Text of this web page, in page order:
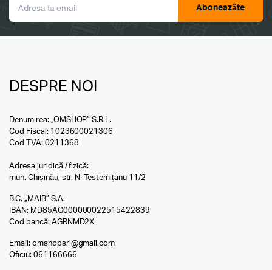
Aboneazăte
DESPRE NOI
Denumirea: „OMSHOP” S.R.L.
Cod Fiscal: 1023600021306
Cod TVA: 0211368
Adresa juridică / fizică:
mun. Chișinău, str. N. Testemițanu 11/2
B.C. „MAIB” S.A.
IBAN: MD85AG000000022515422839
Cod bancă: AGRNMD2X
Email: omshopsrl@gmail.com
Oficiu: 061166666